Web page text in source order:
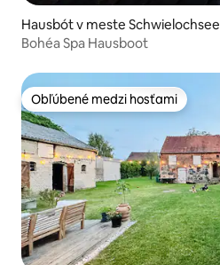
Hausbót v meste Schwielochsee
Bohéa Spa Hausboot
Obľúbené medzi hosťami
Obľúbené medzi hosťami